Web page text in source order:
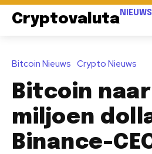
Cryptovaluta
Bitcoin Nieuws Crypto Nieuws
Bitcoin naar
miljoen
Binance-